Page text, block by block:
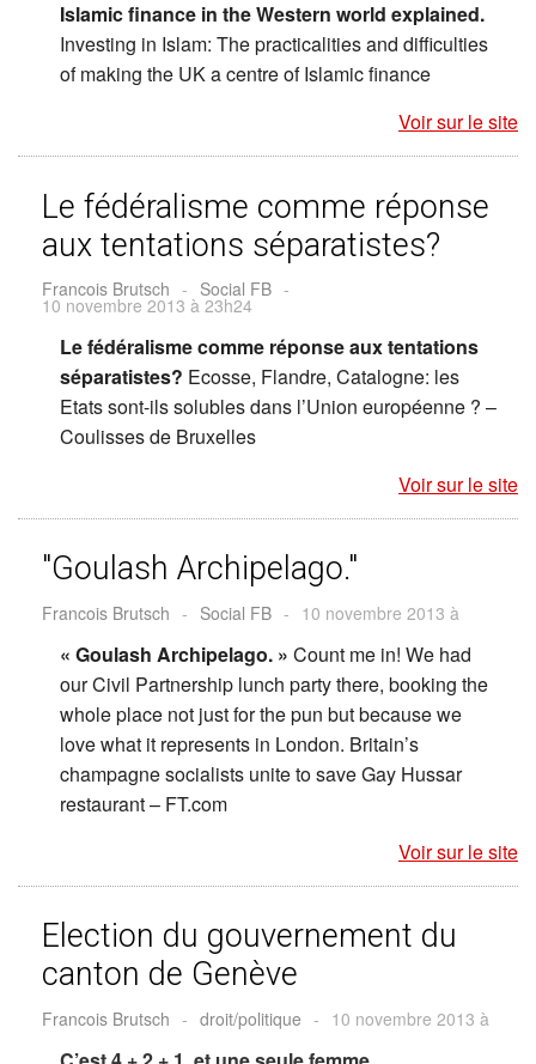
Islamic finance in the Western world explained.
Investing in Islam: The practicalities and difficulties
of making the UK a centre of Islamic finance
Voir sur le site
Le fédéralisme comme réponse
aux tentations séparatistes?
Francois Brutsch - Social FB -
10 novembre 2013 à 23h24
Le fédéralisme comme réponse aux tentations
séparatistes? Ecosse, Flandre, Catalogne: les
Etats sont-ils solubles dans l’Union européenne ? –
Coulisses de Bruxelles
Voir sur le site
"Goulash Archipelago."
Francois Brutsch - Social FB - 10 novembre 2013 à
« Goulash Archipelago. » Count me in! We had
our Civil Partnership lunch party there, booking the
whole place not just for the pun but because we
love what it represents in London. Britain’s
champagne socialists unite to save Gay Hussar
restaurant – FT.com
Voir sur le site
Election du gouvernement du
canton de Genève
Francois Brutsch - droit/politique - 10 novembre 2013 à